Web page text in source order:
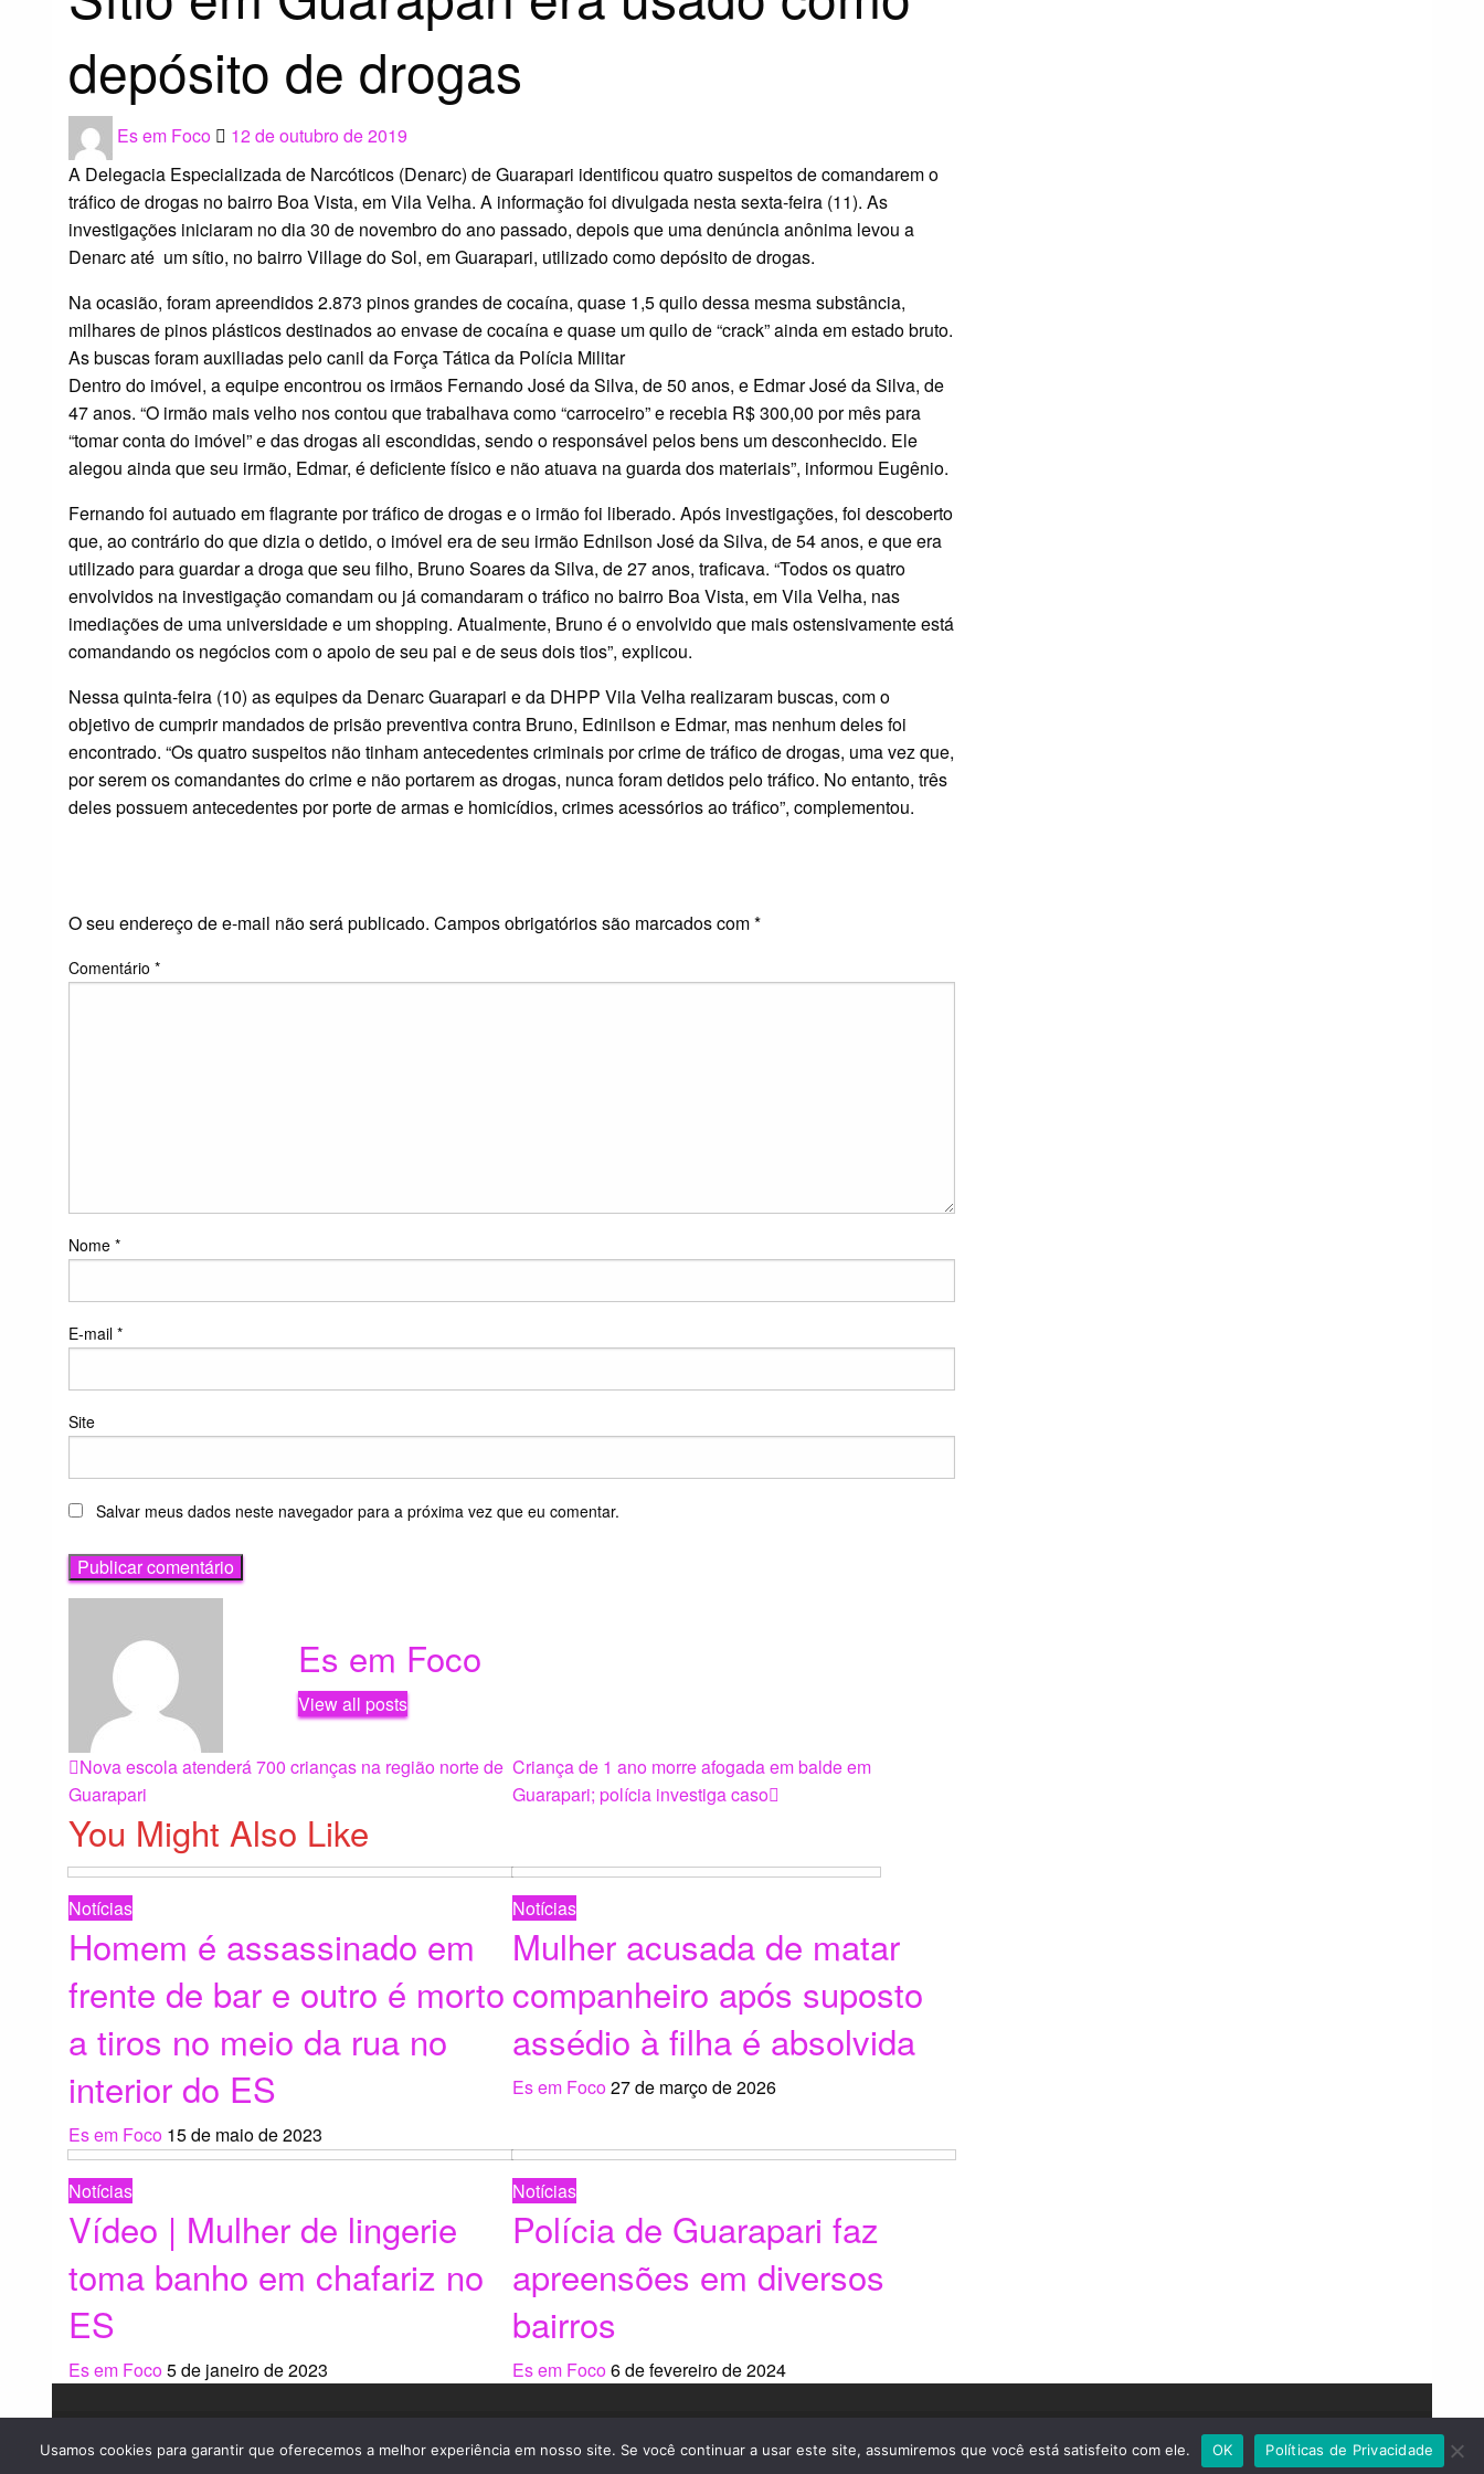
depósito de drogas
Es em Foco
Posted
12 de outubro de 2019
A Delegacia Especializada de Narcóticos (Denarc) de Guarapari identificou quatro suspeitos de comandarem o
tráfico de drogas no bairro Boa Vista, em Vila Velha. A informação foi divulgada nesta sexta-feira (11). As
investigações iniciaram no dia 30 de novembro do ano passado, depois que uma denúncia anônima levou a
Denarc até um sítio, no bairro Village do Sol, em Guarapari, utilizado como depósito de drogas.
Na ocasião, foram apreendidos 2.873 pinos grandes de cocaína, quase 1,5 quilo dessa mesma substância,
milhares de pinos plásticos destinados ao envase de cocaína e quase um quilo de “crack” ainda em estado bruto.
As buscas foram auxiliadas pelo canil da Força Tática da Polícia Militar
Dentro do imóvel, a equipe encontrou os irmãos Fernando José da Silva, de 50 anos, e Edmar José da Silva, de
47 anos. “O irmão mais velho nos contou que trabalhava como “carroceiro” e recebia R$ 300,00 por mês para
“tomar conta do imóvel” e das drogas ali escondidas, sendo o responsável pelos bens um desconhecido. Ele
alegou ainda que seu irmão, Edmar, é deficiente físico e não atuava na guarda dos materiais”, informou Eugênio.
Fernando foi autuado em flagrante por tráfico de drogas e o irmão foi liberado. Após investigações, foi descoberto
que, ao contrário do que dizia o detido, o imóvel era de seu irmão Ednilson José da Silva, de 54 anos, e que era
utilizado para guardar a droga que seu filho, Bruno Soares da Silva, de 27 anos, traficava. “Todos os quatro
envolvidos na investigação comandam ou já comandaram o tráfico no bairro Boa Vista, em Vila Velha, nas
imediações de uma universidade e um shopping. Atualmente, Bruno é o envolvido que mais ostensivamente está
comandando os negócios com o apoio de seu pai e de seus dois tios”, explicou.
Nessa quinta-feira (10) as equipes da Denarc Guarapari e da DHPP Vila Velha realizaram buscas, com o
objetivo de cumprir mandados de prisão preventiva contra Bruno, Edinilson e Edmar, mas nenhum deles foi
encontrado. “Os quatro suspeitos não tinham antecedentes criminais por crime de tráfico de drogas, uma vez que,
por serem os comandantes do crime e não portarem as drogas, nunca foram detidos pelo tráfico. No entanto, três
deles possuem antecedentes por porte de armas e homicídios, crimes acessórios ao tráfico”, complementou.
O seu endereço de e-mail não será publicado. Campos obrigatórios são marcados com*
Comentário *
Nome *
E-mail *
Site
Salvar meus dados neste navegador para a próxima vez que eu comentar.
Es em Foco
View all posts
Navegação
de
Post
Previous
Post
Nova escola atenderá 700 crianças na região norte de
Guarapari
Next
Post
Criança de 1 ano morre afogada em balde em
Guarapari; polícia investiga caso
You Might Also Like
Notícias
Homem é assassinado em
frente de bar e outro é morto
a tiros no meio da rua no
interior do ES
Es em Foco 15 de maio de 2023
Notícias
Mulher acusada de matar
companheiro após suposto
assédio à filha é absolvida
Es em Foco27 de março de 2026
Notícias
Vídeo | Mulher de lingerie
toma banho em chafariz no
ES
Es em Foco5 de janeiro de 2023
Notícias
Polícia de Guarapari faz
apreensões em diversos
bairros
Es em Foco6 de fevereiro de 2024
Usamos cookies para garantir que oferecemos a melhor experiência em nosso site. Se você continuar a usar este site, assumiremos que você está satisfeito com ele. OK Políticas de Privacidade